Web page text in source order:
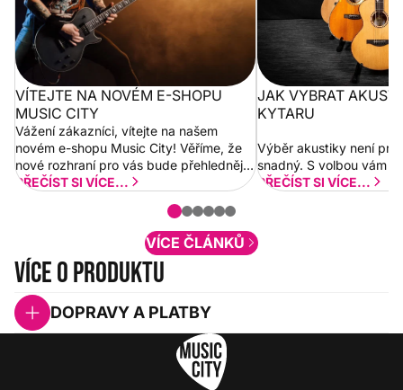
VÍTEJTE NA NOVÉM E-SHOPU
MUSIC CITY
Vážení zákazníci, vítejte na našem
novém e-shopu Music City! Věříme, že
nové rozhraní pro vás bude přehlednější
a rychlejší. Postupně budeme přidávat
PŘEČÍST SI VÍCE...
JAK VYBRAT
KYTARU
Výběr akustiky není pro
snadný. S volbou vám
PŘEČÍST SI VÍCE...
VÍCE ČLÁNKŮ
Více o produktu
DOPRAVY A PLATBY